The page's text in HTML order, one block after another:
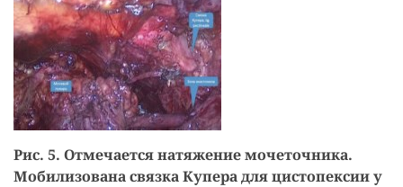
Рис. 5. Отмечается натяжение мочеточника.
Мобилизована связка Купера для цистопексии у